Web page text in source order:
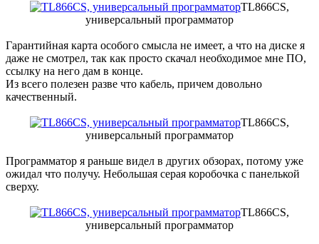
TL866CS,
универсальный программатор
Гарантийная карта особого смысла не имеет, а что на диске я
даже не смотрел, так как просто скачал необходимое мне ПО,
ссылку на него дам в конце.
Из всего полезен разве что кабель, причем довольно
качественный.
TL866CS,
универсальный программатор
Программатор я раньше видел в других обзорах, потому уже
ожидал что получу. Небольшая серая коробочка с панелькой
сверху.
TL866CS,
универсальный программатор